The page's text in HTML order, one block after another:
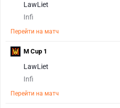
LawLiet
Infi
Перейти на матч
LawLiet
Infi
Перейти на матч
M Cup 1